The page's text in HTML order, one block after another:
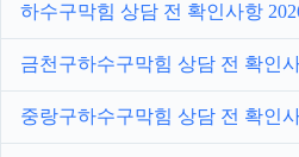
하수구막힘 상담 전 확인사항
금천구하수구막힘 상담 전 확인
중랑구하수구막힘 상담 전 확인